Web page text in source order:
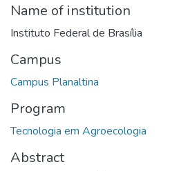
Name of institution
Instituto Federal de Brasília
Campus
Campus Planaltina
Program
Tecnologia em Agroecologia
Abstract